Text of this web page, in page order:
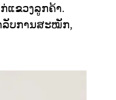
ແຂວງລູກຄ້າ.
ລັບການສະໝັກ,